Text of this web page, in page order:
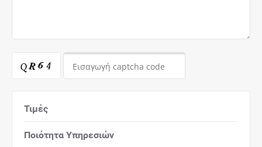
Τιμές
Ποιότητα Υπηρεσιών